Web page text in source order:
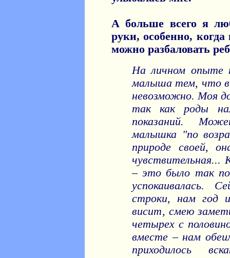
А больше всего я
руки, особенно,
можно разбаловать
На личном опыте
малыша тем, что
невозможно. Моя
так как роды
показаний.
малышка "по
природе своей,
чувствительная...
– это было так
успокаивалась.
строки, нам год
висит, смею
четырех с
вместе – нам
приходилось